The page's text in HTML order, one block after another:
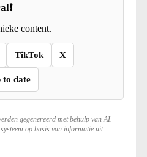
content.
TikTok X
date
gegenereerd met behulp van AI.
op basis van informatie uit